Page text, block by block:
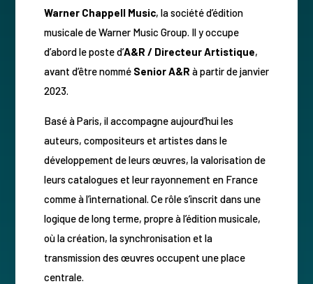
Warner Chappell Music, la société d’édition
musicale de Warner Music Group. Il y occupe
d’abord le poste d’A&R / Directeur Artistique,
avant d’être nommé Senior A&R à partir de janvier
2023.
Basé à Paris, il accompagne aujourd’hui les
auteurs, compositeurs et artistes dans le
développement de leurs œuvres, la valorisation de
leurs catalogues et leur rayonnement en France
comme à l’international. Ce rôle s’inscrit dans une
logique de long terme, propre à l’édition musicale,
où la création, la synchronisation et la
transmission des œuvres occupent une place
centrale.